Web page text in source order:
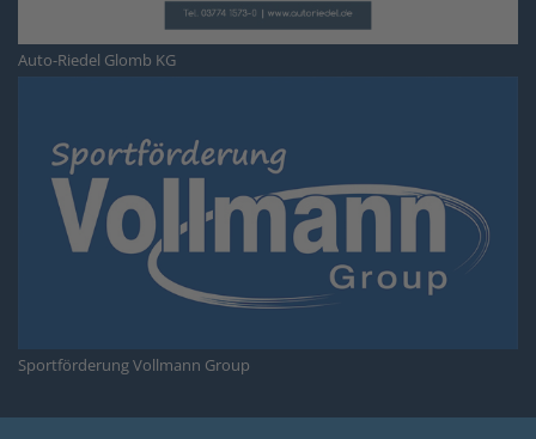
Auto-Riedel Glomb KG
Sportförderung Vollmann Group